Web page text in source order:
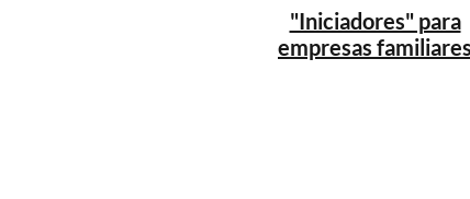
"Iniciadores" para
empresas familiares